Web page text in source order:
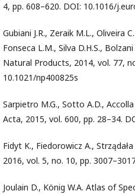
4, pp. 608–620. DOI: 10.1016/
Gubiani J.R., Zeraik M.L., Oliveira
Fonseca L.M., Silva D.H.S.,
Natural Products, 2014, vol. 77,
10.1021/np400825s
Sarpietro M.G., Sotto A.D.,
Acta, 2015, vol. 600, pp. 28–34.
Fidyt K., Fiedorowicz A.,
2016, vol. 5, no. 10, pp.
Joulain D., König W.A. Atlas of